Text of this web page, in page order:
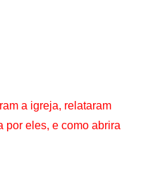
a igreja, relataram
por eles, e como abrira